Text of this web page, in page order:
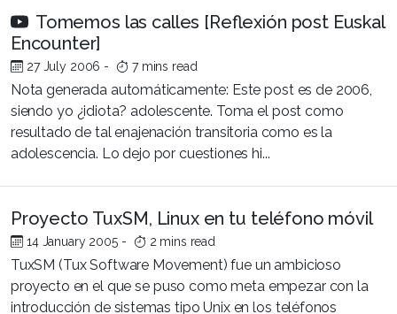
Tomemos las calles [Reflexión post Euskal
Encounter]
27 July 2006 - 7 mins read
Nota generada automáticamente: Este post es de 2006,
siendo yo ¿idiota? adolescente. Toma el post como
resultado de tal enajenación transitoria como es la
adolescencia. Lo dejo por cuestiones hi...
Proyecto TuxSM, Linux en tu teléfono móvil
14 January 2005 - 2 mins read
TuxSM (Tux Software Movement) fue un ambicioso
proyecto en el que se puso como meta empezar con la
introducción de sistemas tipo Unix en los teléfonos